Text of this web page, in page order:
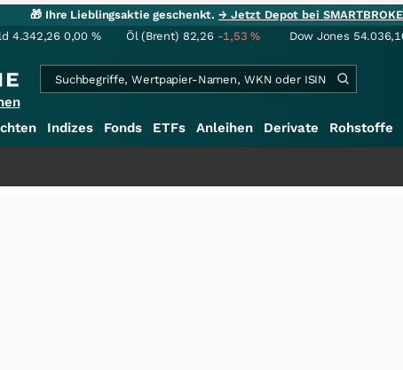
🎁 Ihre Lieblingsaktie geschenkt.→ Jetzt Depot bei
4.342,26 0,00 % Öl (Brent) 82,26 -1,53% Dow Jones
Indizes Fonds ETFs Anleihen Derivate Rohstoffe